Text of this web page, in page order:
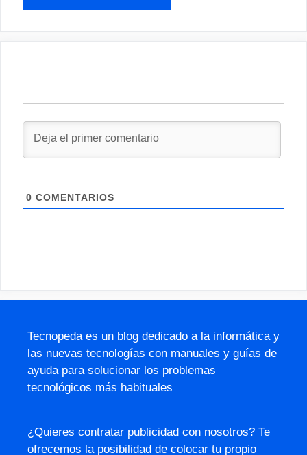
0 COMENTARIOS
Tecnopeda es un blog dedicado a la informática y
las nuevas tecnologías con manuales y guías de
ayuda para solucionar los problemas
tecnológicos más habituales
¿Quieres contratar publicidad con nosotros? Te
ofrecemos la posibilidad de colocar tu propio